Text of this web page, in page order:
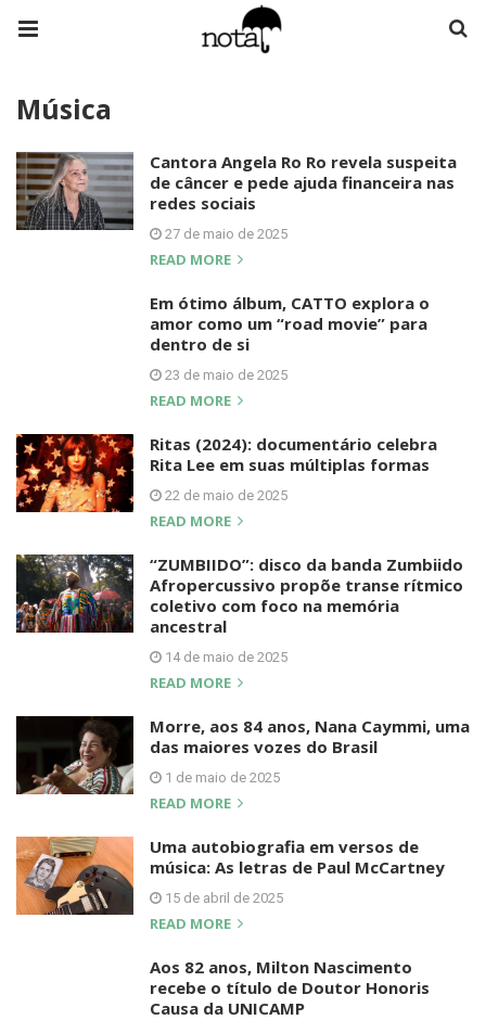
Música
Cantora Angela Ro Ro revela suspeita
de câncer e pede ajuda financeira nas
redes sociais
27 de maio de 2025
READ MORE
Em ótimo álbum, CATTO explora o
amor como um “road movie” para
dentro de si
23 de maio de 2025
READ MORE
Ritas (2024): documentário celebra
Rita Lee em suas múltiplas formas
22 de maio de 2025
READ MORE
“ZUMBIIDO”: disco da banda Zumbiido
Afropercussivo propõe transe rítmico
coletivo com foco na memória
ancestral
14 de maio de 2025
READ MORE
Morre, aos 84 anos, Nana Caymmi, uma
das maiores vozes do Brasil
1 de maio de 2025
READ MORE
Uma autobiografia em versos de
música: As letras de Paul McCartney
15 de abril de 2025
READ MORE
Aos 82 anos, Milton Nascimento
recebe o título de Doutor Honoris
Causa da UNICAMP